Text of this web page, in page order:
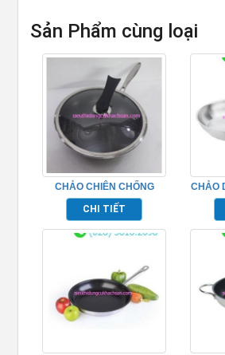
Sản Phẩm cùng loại
CHẢO CHIÊN CHỐNG
DÍNH – TP8002
CHI TIẾT
CHẢO